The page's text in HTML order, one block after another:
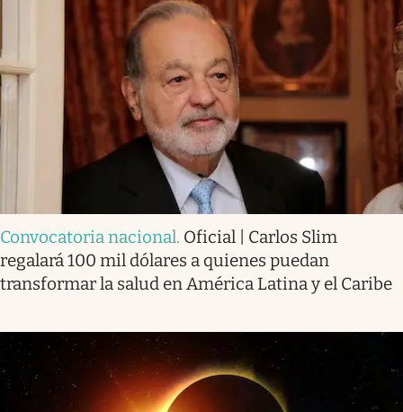
Convocatoria nacional. Oficial | Carlos Slim
regalará 100 mil dólares a quienes puedan
transformar la salud en América Latina y el Caribe